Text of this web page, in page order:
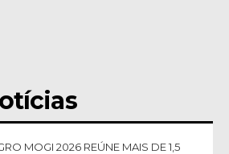
MOGI 2026 REÚNE MAIS DE 1,5